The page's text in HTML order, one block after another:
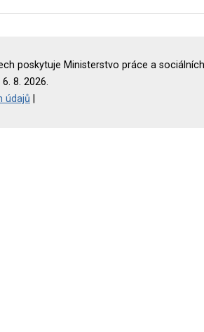
poskytuje Ministerstvo práce a sociálních
8. 2026.
údajů